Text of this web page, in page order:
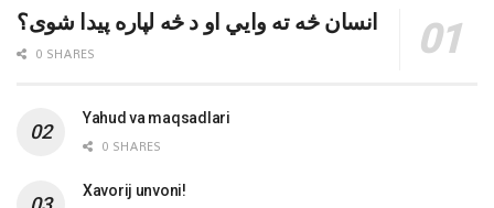
انسان څه ته وایي او د څه لپاره پیدا شوی؟
0 SHARES
Yahud va maqsadlari
0 SHARES
Xavorij unvoni!